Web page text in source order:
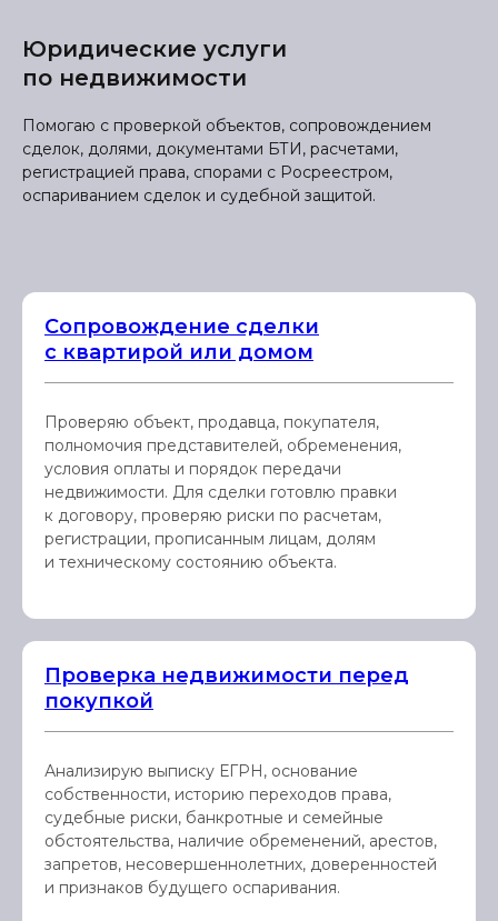
Юридические услуги
по недвижимости
Помогаю с проверкой объектов, сопровождением
сделок, долями, документами БТИ, расчетами,
регистрацией права, спорами с Росреестром,
оспариванием сделок и судебной защитой.
Сопровождение сделки
с квартирой или домом
Проверяю объект, продавца, покупателя,
полномочия представителей, обременения,
условия оплаты и порядок передачи
недвижимости. Для сделки готовлю правки
к договору, проверяю риски по расчетам,
регистрации, прописанным лицам, долям
и техническому состоянию объекта.
Проверка недвижимости перед
покупкой
Анализирую выписку ЕГРН, основание
собственности, историю переходов права,
судебные риски, банкротные и семейные
обстоятельства, наличие обременений, арестов,
запретов, несовершеннолетних, доверенностей
и признаков будущего оспаривания.